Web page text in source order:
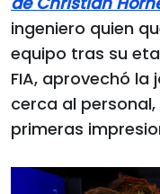
ingeniero quien
equipo tras su
FIA, aprovechó
cerca al personal,
primeras